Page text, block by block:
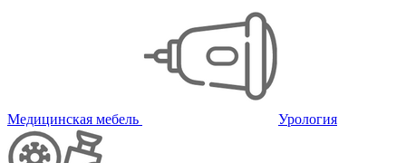
Медицинская мебель Урология